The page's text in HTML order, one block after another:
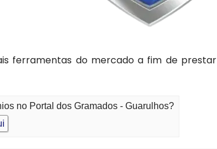
ferramentas do mercado a fim de
no Portal dos Gramados - Guarulhos?